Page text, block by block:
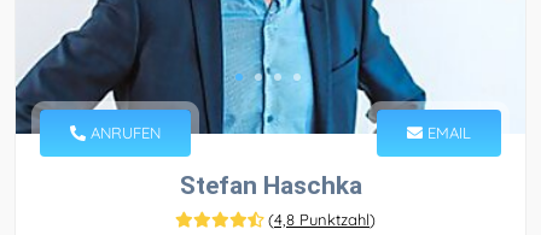
ANRUFEN EMAIL
Stefan Haschka
(4,8 Punktzahl)